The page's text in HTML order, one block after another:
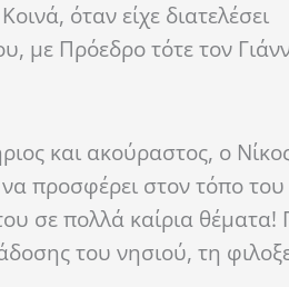
όταν είχε διατελέσει
με Πρόεδρο τότε τον
και ακούραστος, ο
προσφέρει στον τόπο του
σε πολλά καίρια θέματα!
του νησιού, τη